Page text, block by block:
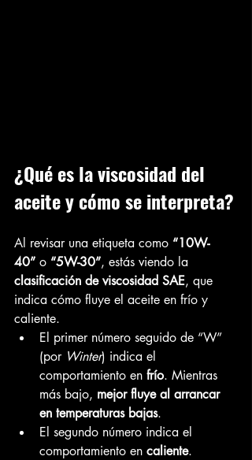
¿Qué es la viscosidad del
aceite y cómo se interpreta?
Al revisar una etiqueta como “10W-
40” o “5W-30”, estás viendo la
clasificación de viscosidad SAE, que
indica cómo fluye el aceite en frío y
caliente.
El primer número seguido de “W”
(por Winter) indica el
comportamiento en frío. Mientras
más bajo, mejor fluye al arrancar
en temperaturas bajas.
El segundo número indica el
comportamiento en caliente.